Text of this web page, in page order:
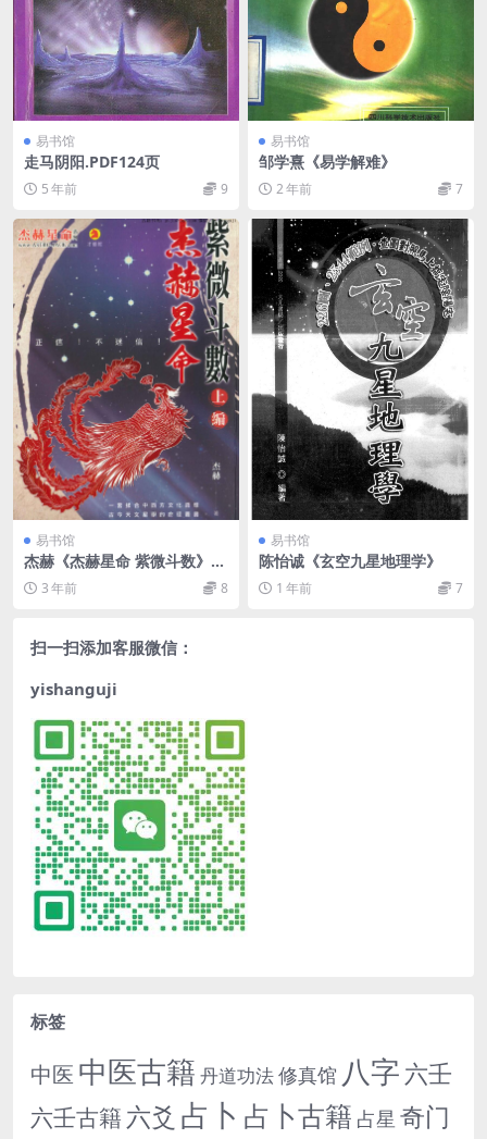
易书馆
走马阴阳.PDF124页
5 年前 9
易书馆
邹学熹《易学解难》
2 年前 7
易书馆
杰赫《杰赫星命 紫微斗数》
——古籍书阁
3 年前 8
易书馆
陈怡诚《玄空九星地理学》
1 年前 7
扫一扫添加客服微信：
yishanguji
标签
中医 中医古籍 丹道功法修真馆 八字 六壬
六壬古籍 六爻 占卜 占卜古籍 占星 奇门